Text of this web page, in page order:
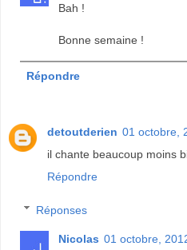
Bah !
Bonne semaine !
Répondre
detoutderien 01 octobre,
il chante beaucoup moins
Répondre
Réponses
Nicolas 01 octobre,